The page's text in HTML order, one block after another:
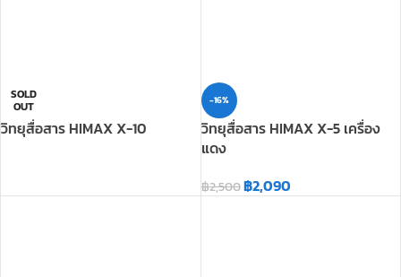
วิทยุสื่อสาร HIMAX X-10
วิทยุสื่อสาร HIMAX X-5 เครื่อง
แดง
฿2,500